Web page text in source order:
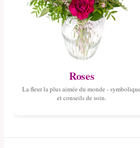
Roses
La fleur la plus aimée du monde - symbolique
et conseils de soin.